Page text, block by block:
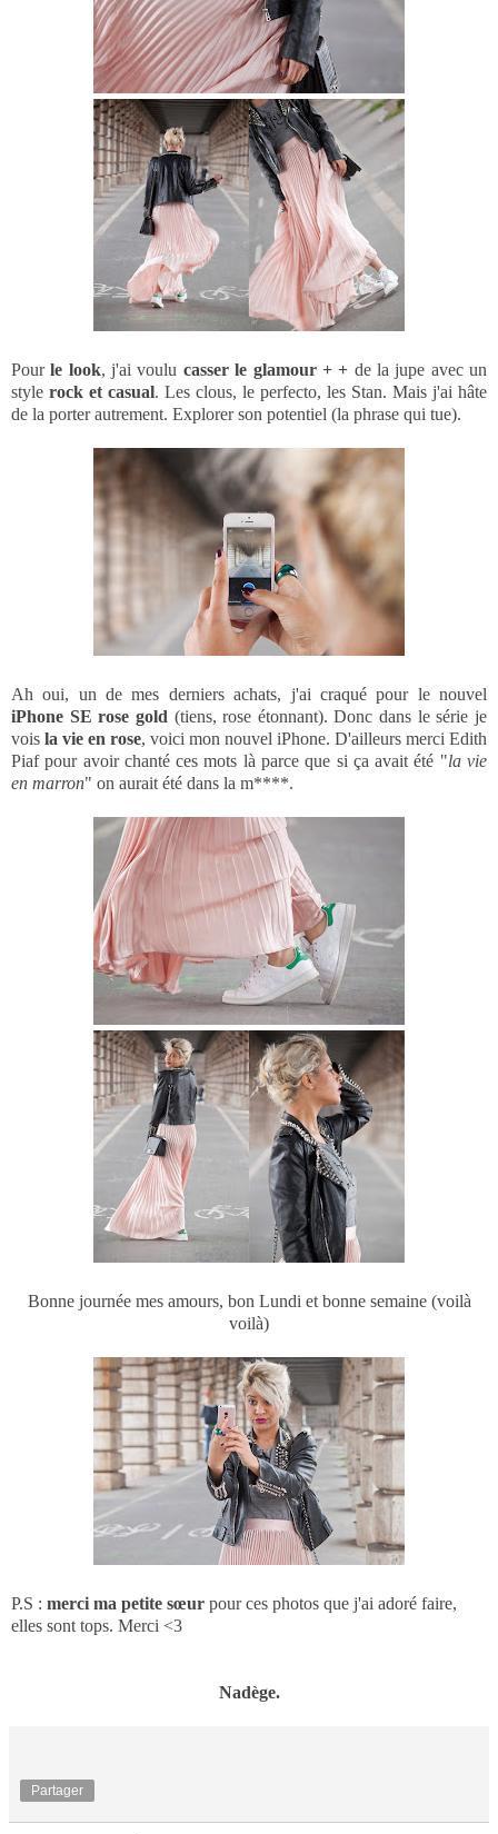
Pourle look, j'ai voulu casser le glamour + + de la jupe avec un
style rock et casual. Les clous, le perfecto, les Stan. Mais j'ai hâte
de la porter autrement. Explorer son potentiel (la phrase qui tue).
Ah oui, un de mes derniers achats, j'ai craqué pour le nouvel
iPhone SE rose gold(tiens, rose étonnant). Donc dans le série je
vois la vie en rose, voici mon nouvel iPhone. D'ailleurs merci Edith
Piaf pour avoir chanté ces mots là parce que si ça avait été "la vie
en marron" on aurait été dans la m****.
Bonne journée mes amours, bon Lundi et bonne semaine (voilà
voilà)
P.S : merci ma petite sœur pour ces photos que j'ai adoré faire,
elles sont tops. Merci <3
Nadège.
Partager